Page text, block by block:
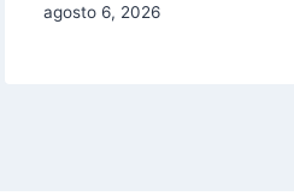
agosto 6, 2026